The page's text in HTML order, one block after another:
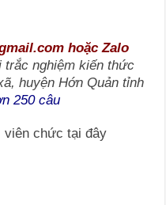
hoặc Zalo
trắc nghiệm kiến thức
huyện Hớn Quản tỉnh
250 câu
viên chức tại đây